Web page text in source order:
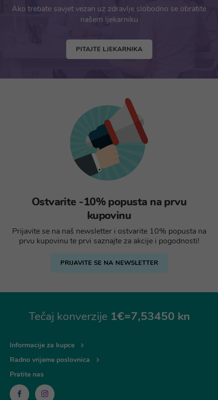
Ako trebate savjet vezan uz zdravlje slobodno se obratite
našem ljekarniku
PITAJTE LJEKARNIKA
Ostvarite -10% popusta na prvu
kupovinu
Prijavite se na naš newsletter i ostvarite 10% popusta na
prvu kupovinu te prvi saznajte za akcije i pogodnosti!
PRIJAVITE SE NA NEWSLETTER
Tečaj konverzije 1€=7,53450 kn
Informacije za kupce
Radno vrijeme poslovnica
Pratite nas